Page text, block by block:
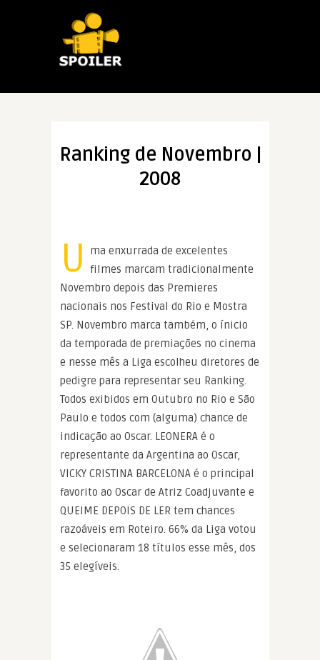
Ranking de Novembro |
2008
U
ma enxurrada de excelentes
filmes marcam tradicionalmente
Novembro depois das Premieres
nacionais nos Festival do Rio e Mostra
SP. Novembro marca também, o ínicio
da temporada de premiações no cinema
e nesse mês a Liga escolheu diretores de
pedigre para representar seu Ranking.
Todos exibidos em Outubro no Rio e São
Paulo e todos com (alguma) chance de
indicação ao Oscar. LEONERA é o
representante da Argentina ao Oscar,
VICKY CRISTINA BARCELONA é o principal
favorito ao Oscar de Atriz Coadjuvante e
QUEIME DEPOIS DE LER tem chances
razoáveis em Roteiro. 66% da Liga votou
e selecionaram 18 títulos esse mês, dos
35 elegíveis.